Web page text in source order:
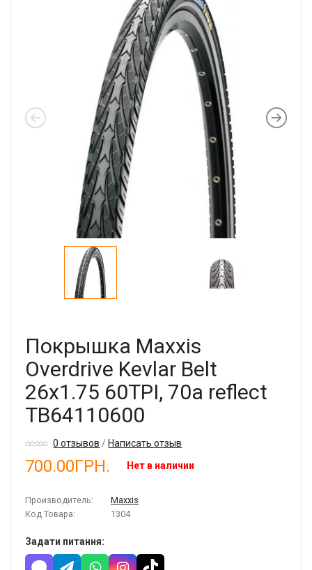
Покрышка Maxxis
Overdrive Kevlar Belt
26x1.75 60TPI, 70a reflect
TB64110600
0 отзывов /Написать отзыв
700.00ГРН. Нет в наличии
Производитель:
Maxxis
Код Товара:
1304
Задати питання: